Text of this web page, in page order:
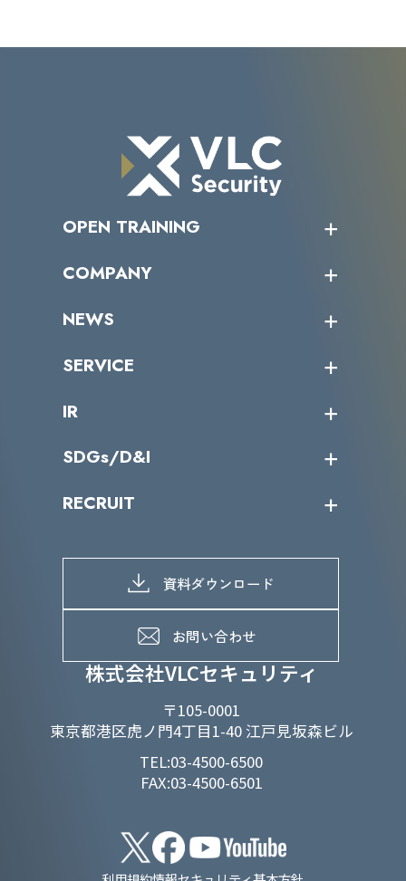
株式会社VLCセキュリティ
〒105-0001
東京都港区虎ノ門4丁目1-40 江戸見坂森ビル
TEL:03-4500-6500
FAX:03-4500-6501
OPEN TRAINING
受講者の声
COMPANY
トップメッセージ
ミッション／ビジョン
パートナー企業一覧
NEWS
サイバーニュース
SERVICE
カテゴリー別サービス一覧
IR
IRカレンダー
IRライブラリー
よくあるご質問
SDGs/D&I
当グループのマテリアリティ
SDGs推進体制
D&Iの取り組み
RECRUIT
募集職種一覧
メッセージ
メンバーインタビュー
資料ダウンロード
お問い合わせ